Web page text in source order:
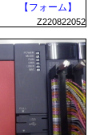
【フォーム】
Z220822052